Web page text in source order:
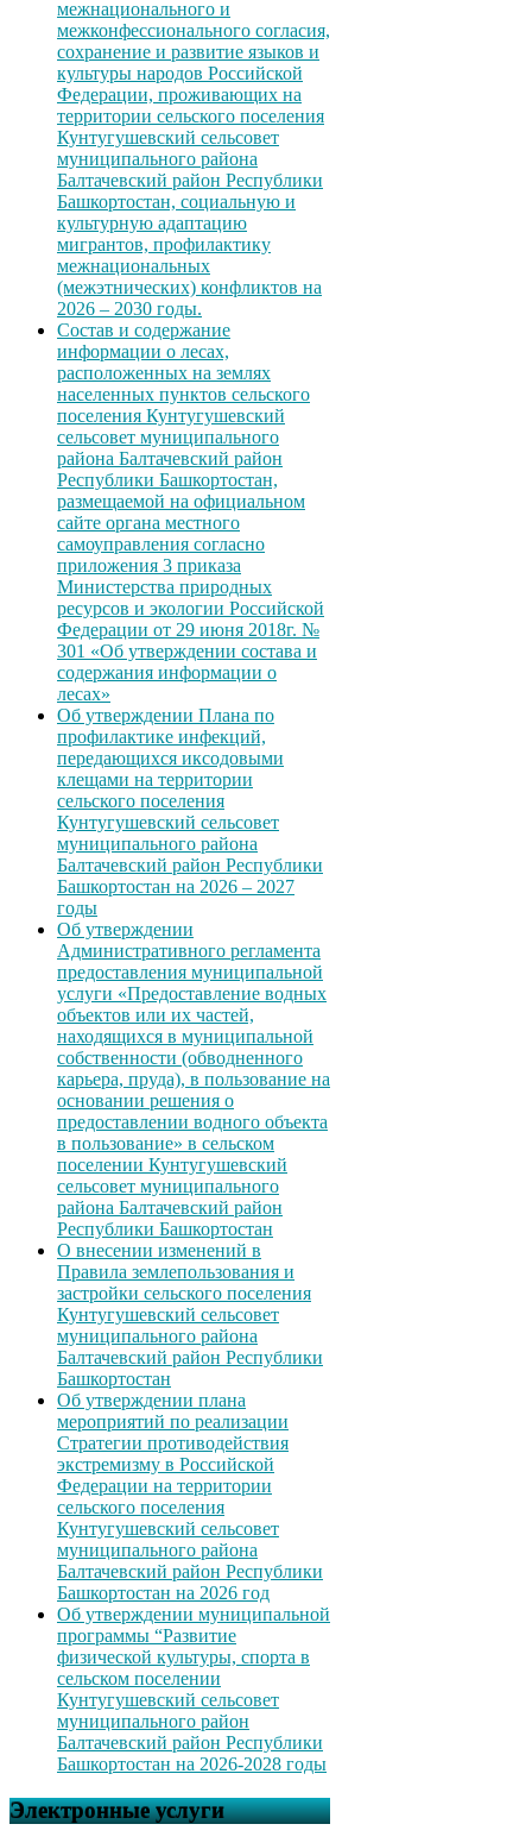
межнационального и
межконфессионального согласия,
сохранение и развитие языков и
культуры народов Российской
Федерации, проживающих на
территории сельского поселения
Кунтугушевский сельсовет
муниципального района
Балтачевский район Республики
Башкортостан, социальную и
культурную адаптацию
мигрантов, профилактику
межнациональных
(межэтнических) конфликтов на
2026 – 2030 годы.
Состав и содержание
информации о лесах,
расположенных на землях
населенных пунктов сельского
поселения Кунтугушевский
сельсовет муниципального
района Балтачевский район
Республики Башкортостан,
размещаемой на официальном
сайте органа местного
самоуправления согласно
приложения 3 приказа
Министерства природных
ресурсов и экологии Российской
Федерации от 29 июня 2018г. №
301 «Об утверждении состава и
содержания информации о
лесах»
Об утверждении Плана по
профилактике инфекций,
передающихся иксодовыми
клещами на территории
сельского поселения
Кунтугушевский сельсовет
муниципального района
Балтачевский район Республики
Башкортостан на 2026 – 2027
годы
Об утверждении
Административного регламента
предоставления муниципальной
услуги «Предоставление водных
объектов или их частей,
находящихся в муниципальной
собственности (обводненного
карьера, пруда), в пользование на
основании решения о
предоставлении водного объекта
в пользование» в сельском
поселении Кунтугушевский
сельсовет муниципального
района Балтачевский район
Республики Башкортостан
О внесении изменений в
Правила землепользования и
застройки сельского поселения
Кунтугушевский сельсовет
муниципального района
Балтачевский район Республики
Башкортостан
Об утверждении плана
мероприятий по реализации
Стратегии противодействия
экстремизму в Российской
Федерации на территории
сельского поселения
Кунтугушевский сельсовет
муниципального района
Балтачевский район Республики
Башкортостан на 2026 год
Об утверждении муниципальной
программы “Развитие
физической культуры, спорта в
сельском поселении
Кунтугушевский сельсовет
муниципального район
Балтачевский район Республики
Башкортостан на 2026-2028 годы
Электронные услуги